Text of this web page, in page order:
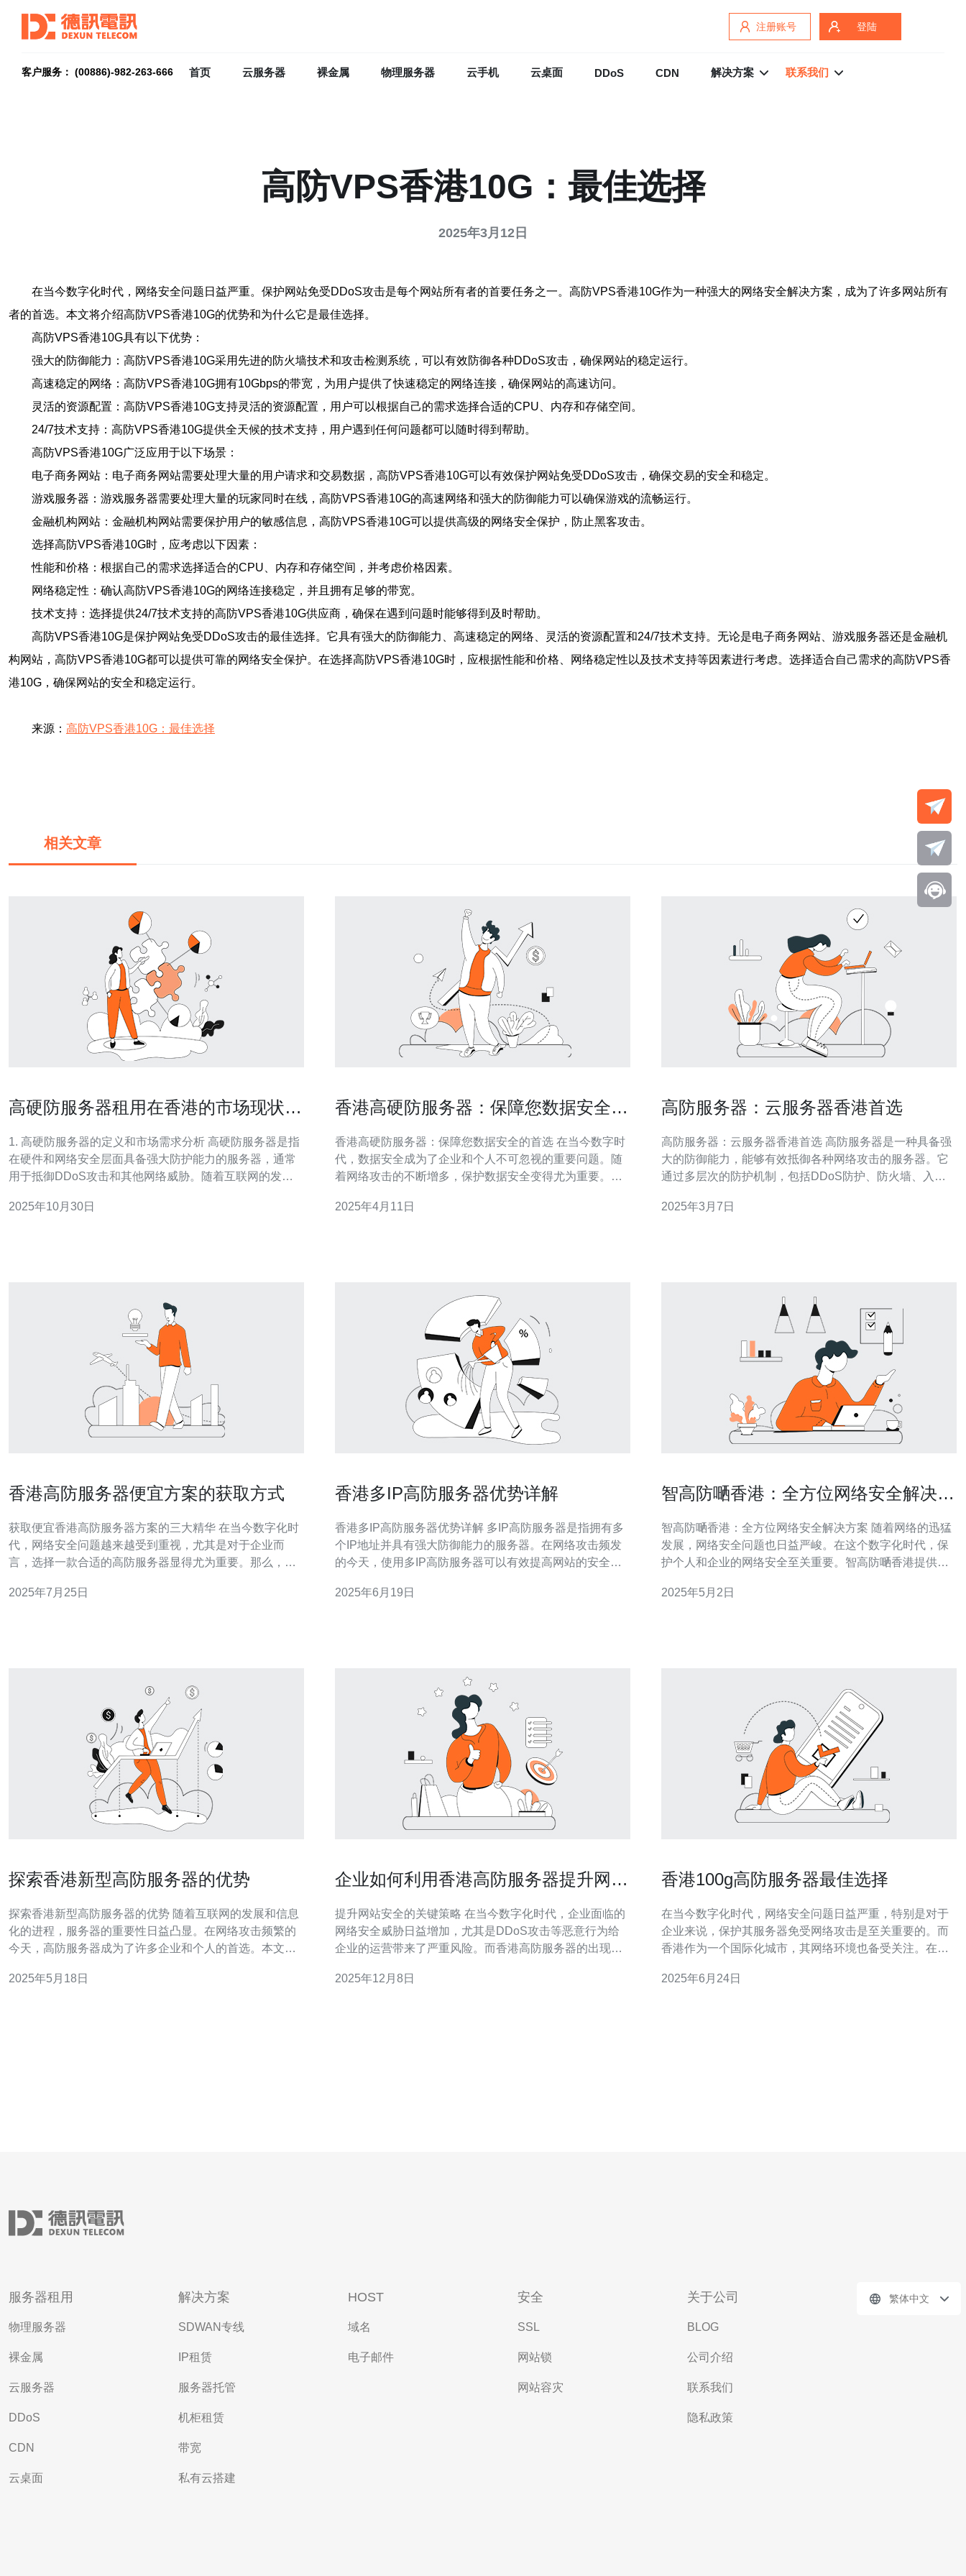
注册账号 登陆
客户服务： (00886)-982-263-666 首页 云服务器 裸金属 物理服务器 云手机 云桌面 DDoS CDN 解决方案 联系我们
高防VPS香港10G：最佳选择
2025年3月12日
在当今数字化时代，网络安全问题日益严重。保护网站免受DDoS攻击是每个网站所有者的首要任务之一。高防VPS香港10G作为一种强大的网络安全解决方案，成为了许多网站所有
者的首选。本文将介绍高防VPS香港10G的优势和为什么它是最佳选择。
高防VPS香港10G具有以下优势：
强大的防御能力：高防VPS香港10G采用先进的防火墙技术和攻击检测系统，可以有效防御各种DDoS攻击，确保网站的稳定运行。
高速稳定的网络：高防VPS香港10G拥有10Gbps的带宽，为用户提供了快速稳定的网络连接，确保网站的高速访问。
灵活的资源配置：高防VPS香港10G支持灵活的资源配置，用户可以根据自己的需求选择合适的CPU、内存和存储空间。
24/7技术支持：高防VPS香港10G提供全天候的技术支持，用户遇到任何问题都可以随时得到帮助。
高防VPS香港10G广泛应用于以下场景：
电子商务网站：电子商务网站需要处理大量的用户请求和交易数据，高防VPS香港10G可以有效保护网站免受DDoS攻击，确保交易的安全和稳定。
游戏服务器：游戏服务器需要处理大量的玩家同时在线，高防VPS香港10G的高速网络和强大的防御能力可以确保游戏的流畅运行。
金融机构网站：金融机构网站需要保护用户的敏感信息，高防VPS香港10G可以提供高级的网络安全保护，防止黑客攻击。
选择高防VPS香港10G时，应考虑以下因素：
性能和价格：根据自己的需求选择适合的CPU、内存和存储空间，并考虑价格因素。
网络稳定性：确认高防VPS香港10G的网络连接稳定，并且拥有足够的带宽。
技术支持：选择提供24/7技术支持的高防VPS香港10G供应商，确保在遇到问题时能够得到及时帮助。
高防VPS香港10G是保护网站免受DDoS攻击的最佳选择。它具有强大的防御能力、高速稳定的网络、灵活的资源配置和24/7技术支持。无论是电子商务网站、游戏服务器还是金融机
构网站，高防VPS香港10G都可以提供可靠的网络安全保护。在选择高防VPS香港10G时，应根据性能和价格、网络稳定性以及技术支持等因素进行考虑。选择适合自己需求的高防VPS香
港10G，确保网站的安全和稳定运行。
来源： 高防VPS香港10G：最佳选择
相关文章
高硬防服务器租用在香港的市场现状分
1. 高硬防服务器的定义和市场需求分析 高硬防服务器是指
在硬件和网络安全层面具备强大防护能力的服务器，通常
用于抵御DDoS攻击和其他网络威胁。随着互联网的发
高硬防服务器的需求大幅增加。企业在进行网站、应用程
2025年10月30日
香港高硬防服务器：保障您数据安全的
香港高硬防服务器：保障您数据安全的首选 在当今数字时
代，数据安全成为了企业和个人不可忽视的重要问题。随
着网络攻击的不断增多，保护数据安全变得尤为重要。香
您数据安全的首选。 香港高硬防服务器采用最先进的硬件
2025年4月11日
高防服务器：云服务器香港首选
高防服务器：云服务器香港首选 高防服务器是一种具备强
大的防御能力，能够有效抵御各种网络攻击的服务器。它
通过多层次的防护机制，包括DDoS防护、防火墙、入侵
器在香港是首选的原因有以下几点： 地理位置优越：香港
2025年3月7日
香港高防服务器便宜方案的获取方式
获取便宜香港高防服务器方案的三大精华 在当今数字化时
代，网络安全问题越来越受到重视，尤其是对于企业而
言，选择一款合适的高防服务器显得尤为重要。那么，如
下是我们整理出的三大精华内容，帮助你轻松获取便宜方
2025年7月25日
香港多IP高防服务器优势详解
香港多IP高防服务器优势详解 多IP高防服务器是指拥有多
个IP地址并具有强大防御能力的服务器。在网络攻击频发
的今天，使用多IP高防服务器可以有效提高网站的安全性
的网络基础设施和稳定的网络环境。选择在香港搭建多IP
2025年6月19日
智高防嗮香港：全方位网络安全解决方
智高防嗮香港：全方位网络安全解决方案 随着网络的迅猛
发展，网络安全问题也日益严峻。在这个数字化时代，保
护个人和企业的网络安全至关重要。智高防嗮香港提供了
网络威胁。 智高防嗮香港的网络安全解决方案具有以下核
2025年5月2日
探索香港新型高防服务器的优势
探索香港新型高防服务器的优势 随着互联网的发展和信息
化的进程，服务器的重要性日益凸显。在网络攻击频繁的
今天，高防服务器成为了许多企业和个人的首选。本文将
有强大的防御能力，能够有效抵御各种类型的网络攻击，
2025年5月18日
企业如何利用香港高防服务器提升网站
提升网站安全的关键策略 在当今数字化时代，企业面临的
网络安全威胁日益增加，尤其是DDoS攻击等恶意行为给
企业的运营带来了严重风险。而香港高防服务器的出现，
业如何有效利用这类服务器来增强其网络安全性。 以下是
2025年12月8日
香港100g高防服务器最佳选择
在当今数字化时代，网络安全问题日益严重，特别是对于
企业来说，保护其服务器免受网络攻击是至关重要的。而
香港作为一个国际化城市，其网络环境也备受关注。在选
防服务器更是备受推崇。 香港100g高防服务器拥有多重安
2025年6月24日
服务器租用
物理服务器
裸金属
云服务器
DDoS
CDN
云桌面
解决方案
SDWAN专线
IP租赁
服务器托管
机柜租赁
带宽
私有云搭建
HOST
域名
电子邮件
安全
SSL
网站锁
网站容灾
关于公司
BLOG
公司介绍
联系我们
隐私政策
繁体中文